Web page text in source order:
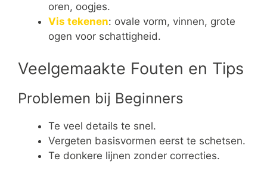
oren, oogjes.
Vis tekenen: ovale vorm, vinnen, grote
ogen voor schattigheid.
Veelgemaakte Fouten en Tips
Problemen bij Beginners
Te veel details te snel.
Vergeten basisvormen eerst te schetsen.
Te donkere lijnen zonder correcties.